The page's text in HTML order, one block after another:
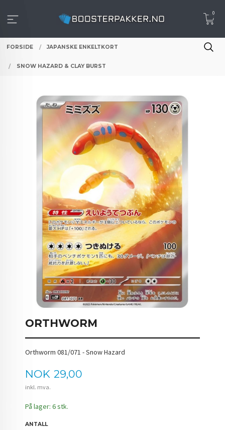
innholdet
0
FORSIDE JAPANSKE ENKELTKORT
SNOW HAZARD & CLAY BURST
ORTHWORM
Orthworm 081/071 - Snow Hazard
Pris
NOK 29,00
inkl. mva.
På lager: 6 stk.
ANTALL